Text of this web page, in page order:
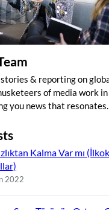
& reporting on
of media work
you news that resonates.
Kalma Var mı
2022